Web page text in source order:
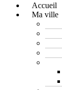
Accueil
Ma ville